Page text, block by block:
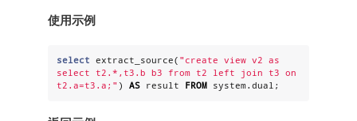
使用示例
select extract_source( " create view v2 as
select t2.*,t3.b b3 from t2 left join t3 on
t2.a=t3.a; " ) AS result FROM system.dual;